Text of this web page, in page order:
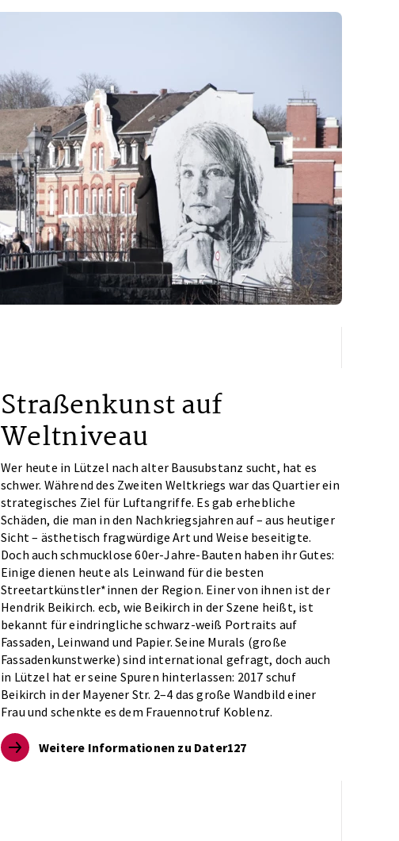
Straßenkunst auf
Weltniveau
Wer heute in Lützel nach alter Bausubstanz sucht, hat es
schwer. Während des Zweiten Weltkriegs war das Quartier ein
strategisches Ziel für Luftangriffe. Es gab erhebliche
Schäden, die man in den Nachkriegsjahren auf – aus heutiger
Sicht – ästhetisch fragwürdige Art und Weise beseitigte.
Doch auch schmucklose 60er-Jahre-Bauten haben ihr Gutes:
Einige dienen heute als Leinwand für die besten
Streetartkünstler*innen der Region. Einer von ihnen ist der
Hendrik Beikirch. ecb, wie Beikirch in der Szene heißt, ist
bekannt für eindringliche schwarz-weiß Portraits auf
Fassaden, Leinwand und Papier. Seine Murals (große
Fassadenkunstwerke) sind international gefragt, doch auch
in Lützel hat er seine Spuren hinterlassen: 2017 schuf
Beikirch in der Mayener Str. 2–4 das große Wandbild einer
Frau und schenkte es dem Frauennotruf Koblenz.
Weitere Informationen zu Dater127